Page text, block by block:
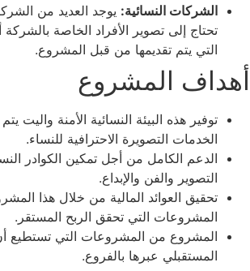
الشركات النسائية: يوجد العديد من
تحتاج إلى تصوير الأفراد الخاصة بالشركة
التي يتم تقديمها من قبل المشروع.
أهداف المشروع
توفير هذه البيئة النسائية الأمنة واليت
الخدمات التصويرة الاحترافية للنساء.
الدعم الكامل من أجل تمكين الكوادر
التصوير والفن والإبداع.
تحقيق العوائد المالية من خلال هذا
المشروعات التي تحقق الربح المستقر.
المشروع من المشروعات التي تستطيع
المستقبلي عبرها بالفروع.